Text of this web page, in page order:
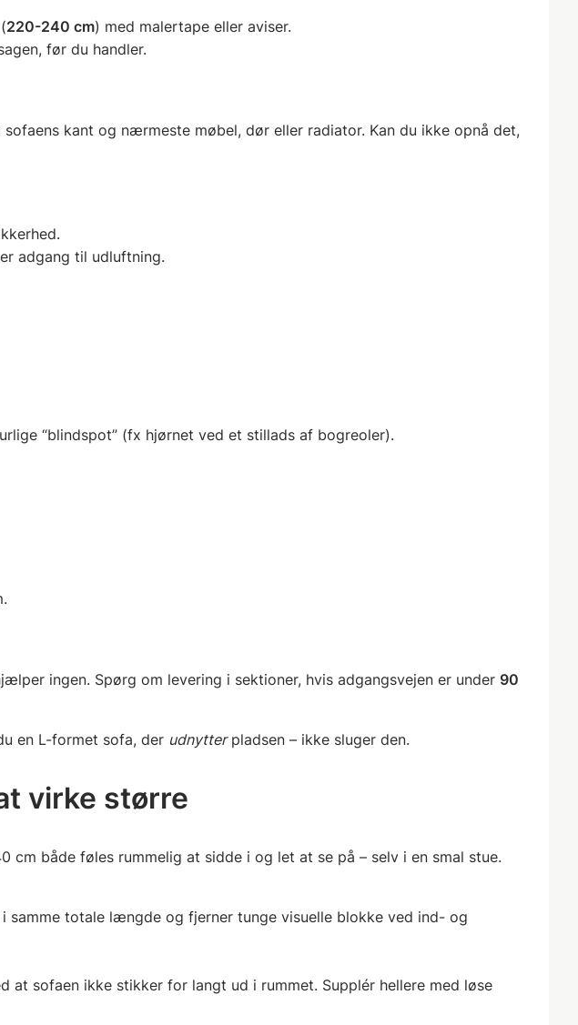
220-240 cm) med malertape eller aviser.
før du handler.
sofaens kant og nærmeste møbel, dør eller radiator. Kan du ikke opnå det,
adgang til udluftning.
“blindspot” (fx hjørnet ved et stillads af bogreoler).
ingen. Spørg om levering i sektioner, hvis adgangsvejen er under 90
en L-formet sofa, der udnytterpladsen – ikke sluger den.
virke større
cm både føles rummelig at sidde i og let at se på – selv i en smal stue.
totale længde og fjerner tunge visuelle blokke ved ind- og
sofaen ikke stikker for langt ud i rummet. Supplér hellere med løse